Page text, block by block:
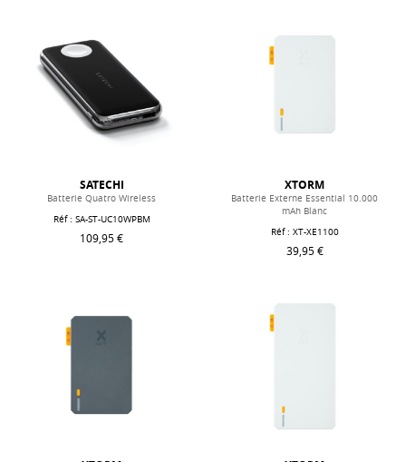
SATECHI
Batterie Quatro Wireless
Réf : SA-ST-UC10WPBM
109,95 €
XTORM
Batterie Externe Essential 10.000
mAh Blanc
Réf : XT-XE1100
39,95 €